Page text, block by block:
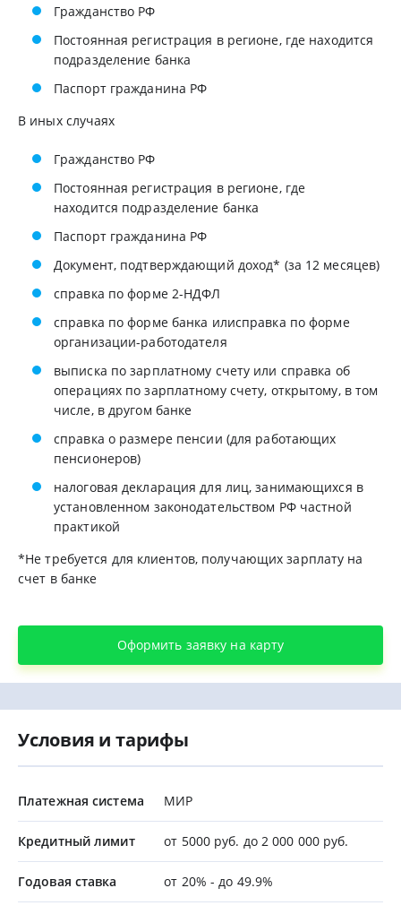
Гражданство РФ
Постоянная регистрация в регионе, где находится
подразделение банка
Паспорт гражданина РФ
В иных случаях
Гражданство РФ
Постоянная регистрация в регионе, где
находится подразделение банка
Паспорт гражданина РФ
Документ, подтверждающий доход* (за 12 месяцев)
справка по форме 2-НДФЛ
справка по форме банка илисправка по форме
организации-работодателя
выписка по зарплатному счету или справка об
операциях по зарплатному счету, открытому, в том
числе, в другом банке
справка о размере пенсии (для работающих
пенсионеров)
налоговая декларация для лиц, занимающихся в
установленном законодательством РФ частной
практикой
*Не требуется для клиентов, получающих зарплату на
счет в банке
Оформить заявку на карту
Условия и тарифы
Платежная система МИР
Кредитный лимит от 5000 руб. до 2 000 000 руб.
Годовая ставка от 20% - до 49.9%